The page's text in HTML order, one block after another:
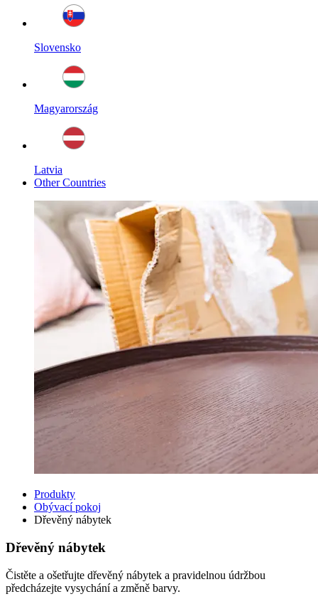
Slovensko
Magyarország
Latvia
Other Countries
Produkty
Obývací pokoj
Dřevěný nábytek
Dřevěný nábytek
Čistěte a ošetřujte dřevěný nábytek a pravidelnou údržbou
předcházejte vysychání a změně barvy.